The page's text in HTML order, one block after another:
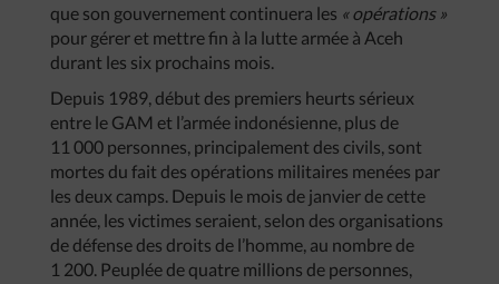
que son gouvernement continuera les « opérations »
pour gérer et mettre fin à la lutte armée à Aceh
durant les six prochains mois.
Depuis 1989, début des premiers heurts sérieux
entre le GAM et l’armée indonésienne, plus de
11 000 personnes, principalement des civils, sont
mortes du fait des opérations militaires menées par
les deux camps. Depuis le mois de janvier de cette
année, les victimes seraient, selon des organisations
de défense des droits de l’homme, au nombre de
1 200. Peuplée de quatre millions de personnes,